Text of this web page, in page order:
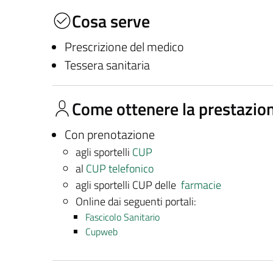
Cosa serve
Prescrizione del medico
Tessera sanitaria
Come ottenere la
Con prenotazione
agli sportelli CUP
al CUP telefonico
agli sportelli CUP delle farmacie
Online dai seguenti portali:
Fascicolo Sanitario
Cupweb